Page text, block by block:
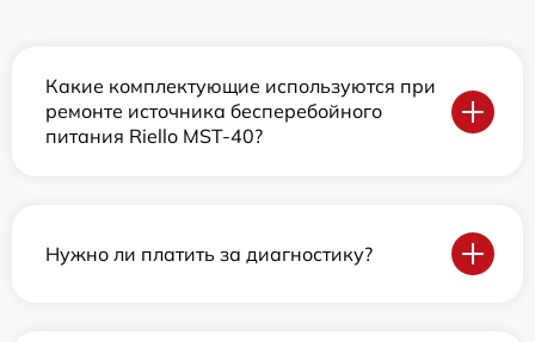
Какие комплектующие используются при
ремонте источника бесперебойного
питания Riello MST-40?
Нужно ли платить за диагностику?